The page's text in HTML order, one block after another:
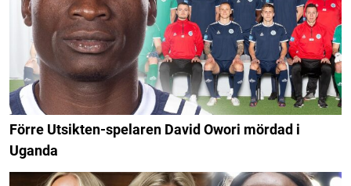
Förre Utsikten-spelaren David Owori mördad i
Uganda